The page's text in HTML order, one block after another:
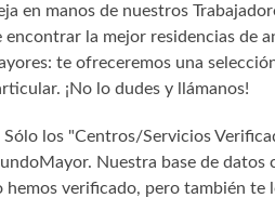
en manos de nuestros
encontrar la mejor residencias de
te ofreceremos una
¡No lo dudes y llámanos!
Sólo los "Centros/Servicios
Nuestra base de datos
hemos verificado, pero también te